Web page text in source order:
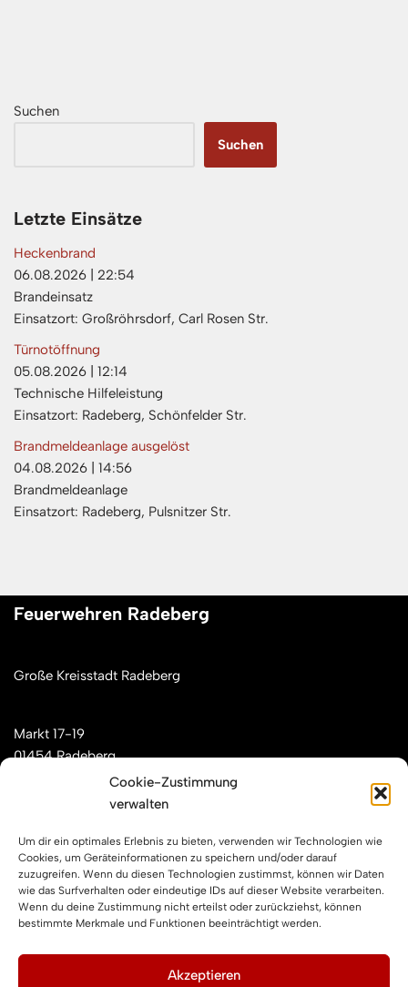
Cookie-Zustimmung
verwalten
Um dir ein optimales Erlebnis zu bieten, verwenden wir Technologien wie
Cookies, um Geräteinformationen zu speichern und/oder darauf
zuzugreifen. Wenn du diesen Technologien zustimmst, können wir Daten
wie das Surfverhalten oder eindeutige IDs auf dieser Website verarbeiten.
Wenn du deine Zustimmung nicht erteilst oder zurückziehst, können
bestimmte Merkmale und Funktionen beeinträchtigt werden.
Akzeptieren
Suchen
Suchen
Letzte Einsätze
Heckenbrand
06.08.2026
22:54
Brandeinsatz
Einsatzort: Großröhrsdorf, Carl Rosen Str.
Türnotöffnung
05.08.2026
12:14
Technische Hilfeleistung
Einsatzort: Radeberg, Schönfelder Str.
Brandmeldeanlage ausgelöst
04.08.2026
14:56
Brandmeldeanlage
Einsatzort: Radeberg, Pulsnitzer Str.
Feuerwehren Radeberg
Große Kreisstadt Radeberg
Markt 17-19
01454 Radeberg
Mail: kontakt[at]feuerwehren-radeberg.de
Feuerwehren Radeberg im Internet
Facebook Instagram YouTube
Impressum und Datenschutz